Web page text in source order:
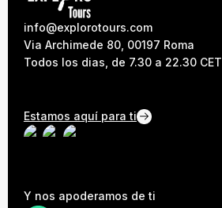
info@explorotours.com
Via Archimede 80, 00197 Roma
Todos los dias, de 7.30 a 22.30 CET
Estamos aquí para ti
Y nos apoderamos de ti